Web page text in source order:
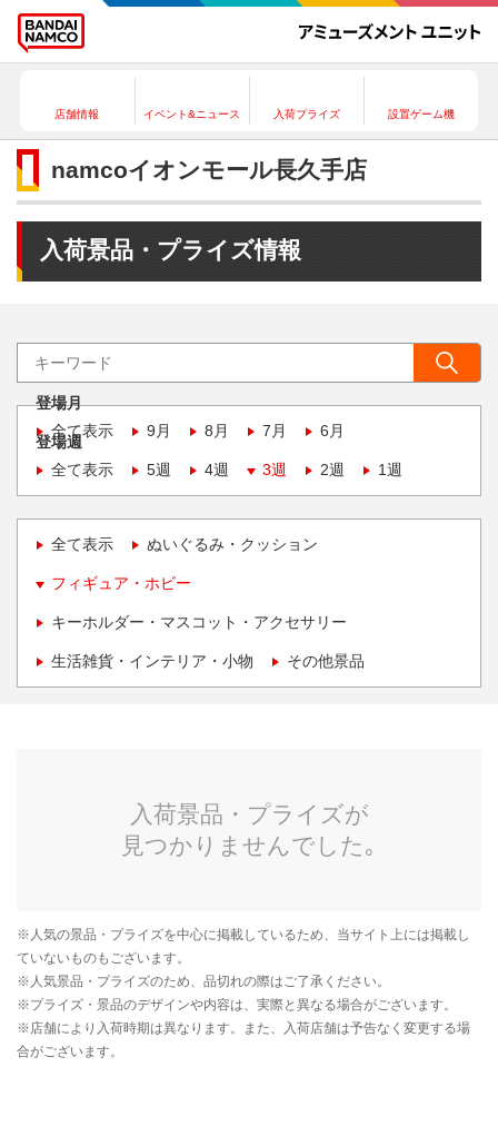
店舗情報 イベント&ニュース 入荷プライズ 設置ゲーム機
namcoイオンモール長久手店
入荷景品・プライズ情報
登場月
全て表示
9月 8月 7月 6月
登場週
全て表示
5週 4週 3週 2週 1週
全て表示 ぬいぐるみ・クッション
フィギュア・ホビー
キーホルダー・マスコット・アクセサリー
生活雑貨・インテリア・小物 その他景品